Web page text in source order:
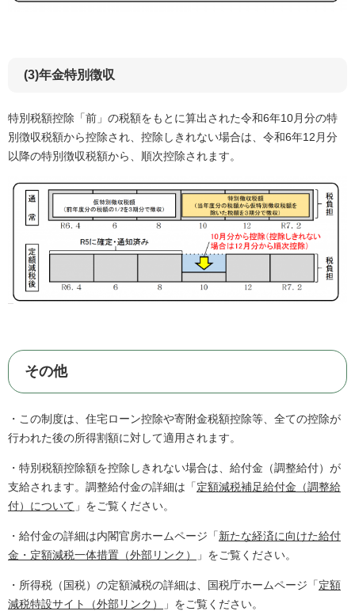
(3)年金特別徴収
特別税額控除「前」の税額をもとに算出された令和6年10月分の特
別徴収税額から控除され、控除しきれない場合は、令和6年12月分
以降の特別徴収税額から、順次控除されます。
その他
・この制度は、住宅ローン控除や寄附金税額控除等、全ての控除が
行われた後の所得割額に対して適用されます。
・特別税額控除額を控除しきれない場合は、給付金（調整給付）が
支給されます。調整給付金の詳細は「定額減税補足給付金（調整給
付）について 」をご覧ください。
・給付金の詳細は内閣官房ホームページ「新たな経済に向けた給付
金・定額減税一体措置（外部リンク）
」をご覧ください。
・所得税（国税）の定額減税の詳細は、国税庁ホームページ「定額
減税特設サイト（外部リンク）
」をご覧ください。